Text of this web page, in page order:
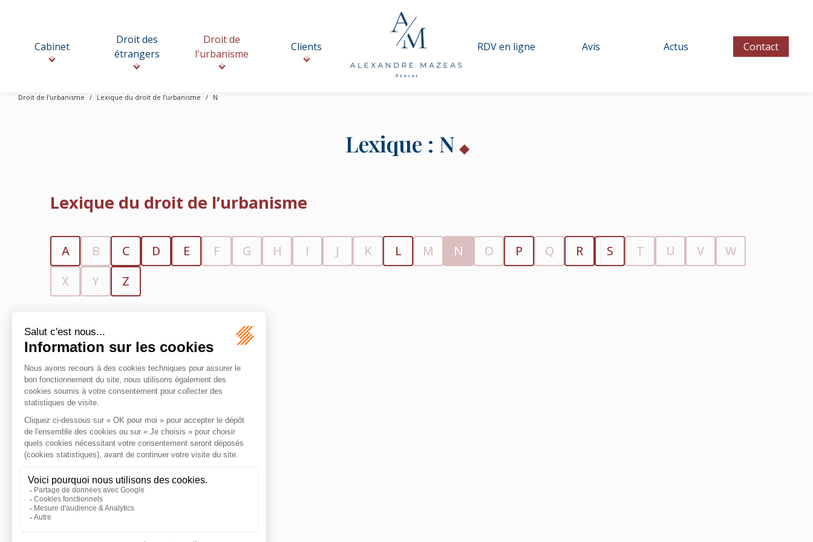
Cabinet
Droit des
étrangers
Droit de
l'urbanisme
Clients RDV en ligne Avis Actus Contact
Droit de l'urbanisme Lexique du droit de l’urbanisme N
Lexique : N
Lexique du droit de l’urbanisme
A B C D E F G H I J K L M N O P Q R S T U V
W
X
Y Z